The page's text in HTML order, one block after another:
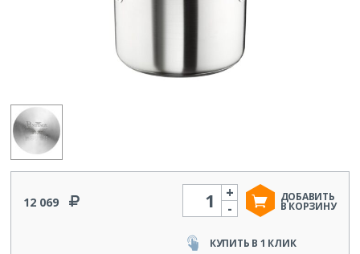
12 069
Количество
-
+ ДОБАВИТЬ
В КОРЗИНУ
КУПИТЬ В 1 КЛИК